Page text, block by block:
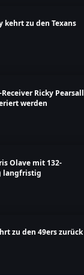
kehrt zu den Texans
Ricky Pearsall
werden
Olave mit 132-
langfristig
zu den 49ers zurück